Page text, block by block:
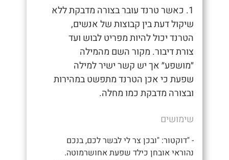
1. כאשר טרנד עובר בצורה מדבקת ללא
שיקול דעת בין קבוצות של אנשים,
הטרנד יכול להיות מפריט לבוש ועד
צורת דיבור. מקור השם מהמילה
״מושפע״ אך יש קשר ישיר למילה
שפעת כי אכן הטרנד מתפשט במהירות
ובצורה מדבקת כמו מחלה.
שימושים
- "דוקטור: "ובכן צר לי לבשר לכם, בנכם
נהוראי אובחן כילד שפעת אחושרמוטה.